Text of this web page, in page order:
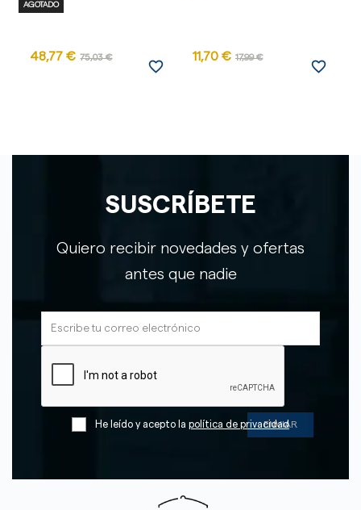
AGOTADO
48,77 € 75,03 €
favorite_border
11,70 € 17,99 €
favorite_border
SUSCRÍBETE
Quiero recibir novedades y ofertas
antes que nadie
He leído y acepto la política de privacidad